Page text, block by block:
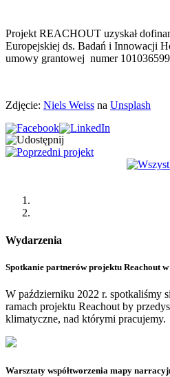
Projekt REACHOUT uzyskał
Europejskiej ds. Badań i Innowacji
umowy grantowej numer
Zdjęcie: Niels Weiss na Unsplash
Wydarzenia
Spotkanie partnerów projektu Reachout
W październiku 2022 r. spotkaliśmy
ramach projektu Reachout by
klimatyczne, nad którymi pracujemy.
Warsztaty współtworzenia mapy